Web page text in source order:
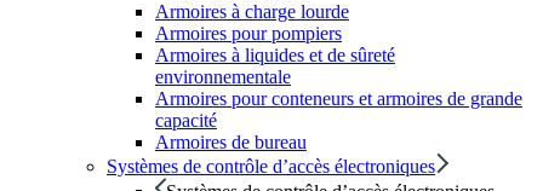
Armoires à charge lourde
Armoires pour pompiers
Armoires à liquides et de sûreté
environnementale
Armoires pour conteneurs et armoires de grande
capacité
Armoires de bureau
Systèmes de contrôle d’accès électroniques